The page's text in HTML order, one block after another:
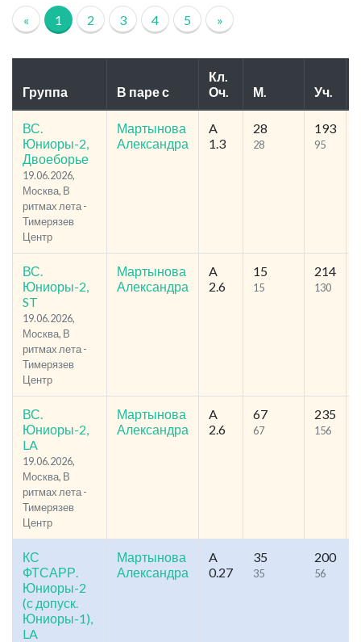
« 1 2 3 4 5 »
Группа В паре с
Кл.
Оч.
М. Уч.
ВС.
Юниоры-2,
Двоеборье
19.06.2026,
Москва, В
ритмах лета -
Тимерязев
Центр
Мартынова
Александра
A
1.3
28
28
193
95
ВС.
Юниоры-2,
ST
19.06.2026,
Москва, В
ритмах лета -
Тимерязев
Центр
Мартынова
Александра
A
2.6
15
15
214
130
ВС.
Юниоры-2,
LA
19.06.2026,
Москва, В
ритмах лета -
Тимерязев
Центр
Мартынова
Александра
A
2.6
67
67
235
156
КС
ФТСАРР.
Юниоры-2
(с допуск.
Юниоры-1),
LA
Мартынова
Александра
A
0.27
35
35
200
56